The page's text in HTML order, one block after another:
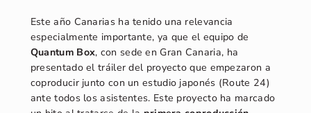
Este año Canarias ha tenido una relevancia
especialmente importante, ya que el equipo de
Quantum Box, con sede en Gran Canaria, ha
presentado el tráiler del proyecto que empezaron a
coproducir junto con un estudio japonés (Route 24)
ante todos los asistentes. Este proyecto ha marcado